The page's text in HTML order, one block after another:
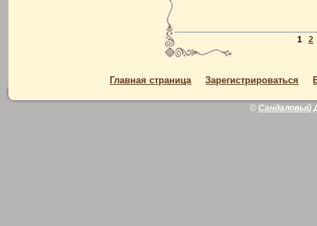
1 2
Главная страница Зарегистрироваться
© Сандаловый